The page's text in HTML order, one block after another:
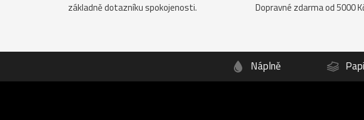
základně dotazníku spokojenosti.
Dopravné zdarma od 5000
Náplně